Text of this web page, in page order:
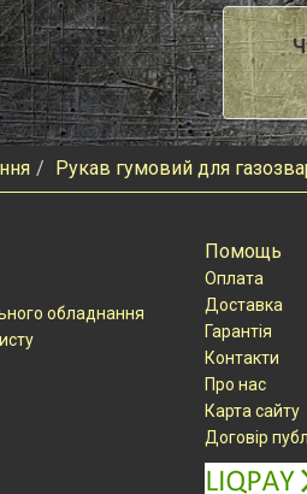
Рукав гумовий для
обладнання
Помощь
Оплата
Доставка
Гарантія
Контакти
Про нас
Карта сайту
Договір